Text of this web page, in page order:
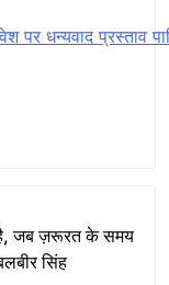
है, जब ज़रूरत के समय
सिंह